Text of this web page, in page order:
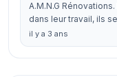
A.M.N.G
dans leur travail, ils
il y a 3 ans